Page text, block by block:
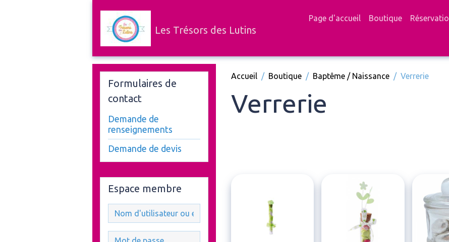
Les Trésors des Lutins
Page d'accueil Boutique
Accueil Boutique Baptême / Naissance Verrerie
Verrerie
Formulaires de
contact
Demande de
renseignements
Demande de devis
Espace membre